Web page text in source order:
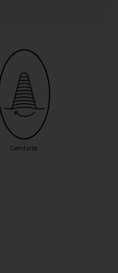
Gehfalte